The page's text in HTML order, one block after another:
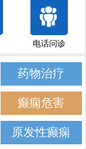
电话问诊
药物治疗
癫痫危害
原发性癫痫